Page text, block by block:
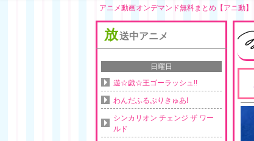
アニメ動画オンデマンド無料まとめ【アニ動】
放送中アニメ
日曜日
遊☆戯☆王ゴーラッシュ!!
わんだふるぷりきゅあ!
シンカリオン チェンジ ザ ワー
ルド